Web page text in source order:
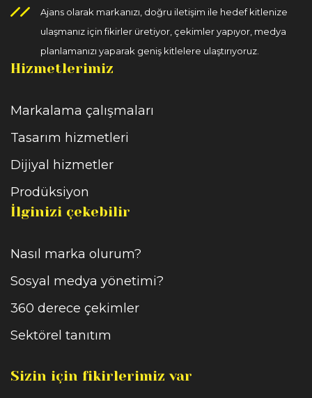
Ajans olarak markanızı, doğru iletişim ile hedef kitlenize
ulaşmanız için fikirler üretiyor, çekimler yapıyor, medya
planlamanızı yaparak geniş kitlelere ulaştırıyoruz.
Hizmetlerimiz
Markalama çalışmaları
Tasarım hizmetleri
Dijiyal hizmetler
Prodüksiyon
İlginizi çekebilir
Nasıl marka olurum?
Sosyal medya yönetimi?
360 derece çekimler
Sektörel tanıtım
Sizin için fikirlerimiz var